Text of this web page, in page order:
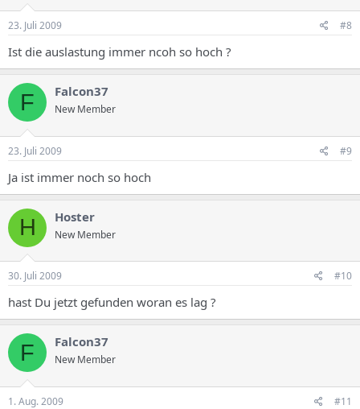
23. Juli 2009 #8
Ist die auslastung immer ncoh so hoch ?
F Falcon37
New Member
23. Juli 2009 #9
Ja ist immer noch so hoch
H Hoster
New Member
30. Juli 2009 #10
hast Du jetzt gefunden woran es lag ?
F Falcon37
New Member
1. Aug. 2009 #11